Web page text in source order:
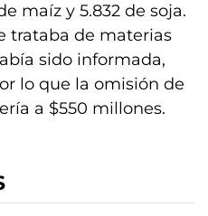
maíz y 5.832 de soja.
trataba de materias
sido informada,
lo que la omisión de
a $550 millones.